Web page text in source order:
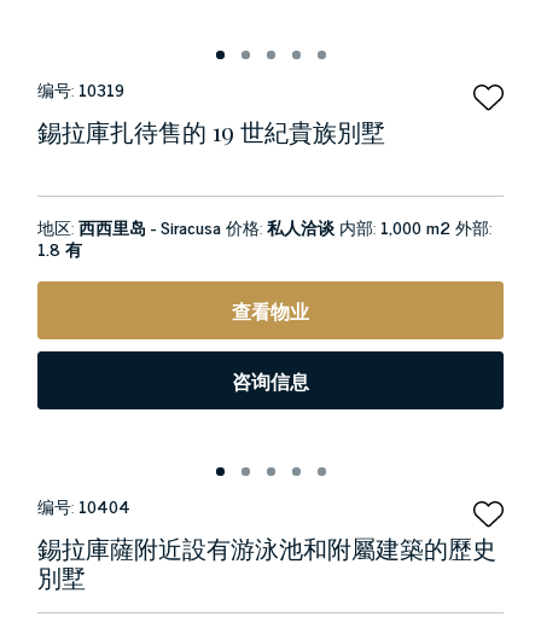
编号: 10319
錫拉庫扎待售的 19 世紀貴族別墅
地区:西西里岛 - Siracusa价格:私人洽谈 内部: 1,000 m2外部:
1.8 有
查看物业
咨询信息
编号: 10404
錫拉庫薩附近設有游泳池和附屬建築的歷史
別墅